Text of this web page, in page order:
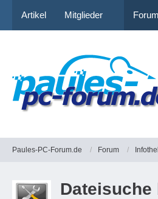
Artikel Mitglieder Forum
Paules-PC-Forum.de Forum
Dateisuche